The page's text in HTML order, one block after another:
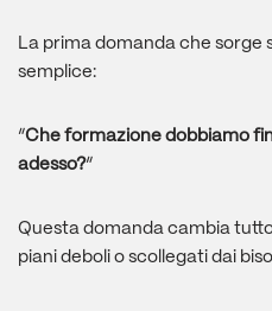
La prima domanda che sorge
semplice:
“Che formazione dobbiamo
adesso?“
Questa domanda cambia
piani deboli o scollegati dai